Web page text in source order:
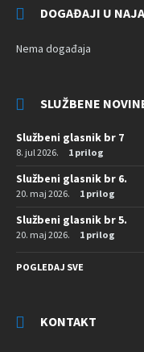
DOGAĐAJI U
Nema događaja
SLUŽBENE
Službeni glasnik br 7
8. jul 2026. 1 prilog
Službeni glasnik br 6.
20. maj 2026. 1 prilog
Službeni glasnik br 5.
20. maj 2026. 1 prilog
POGLEDAJ SVE
KONTAKT